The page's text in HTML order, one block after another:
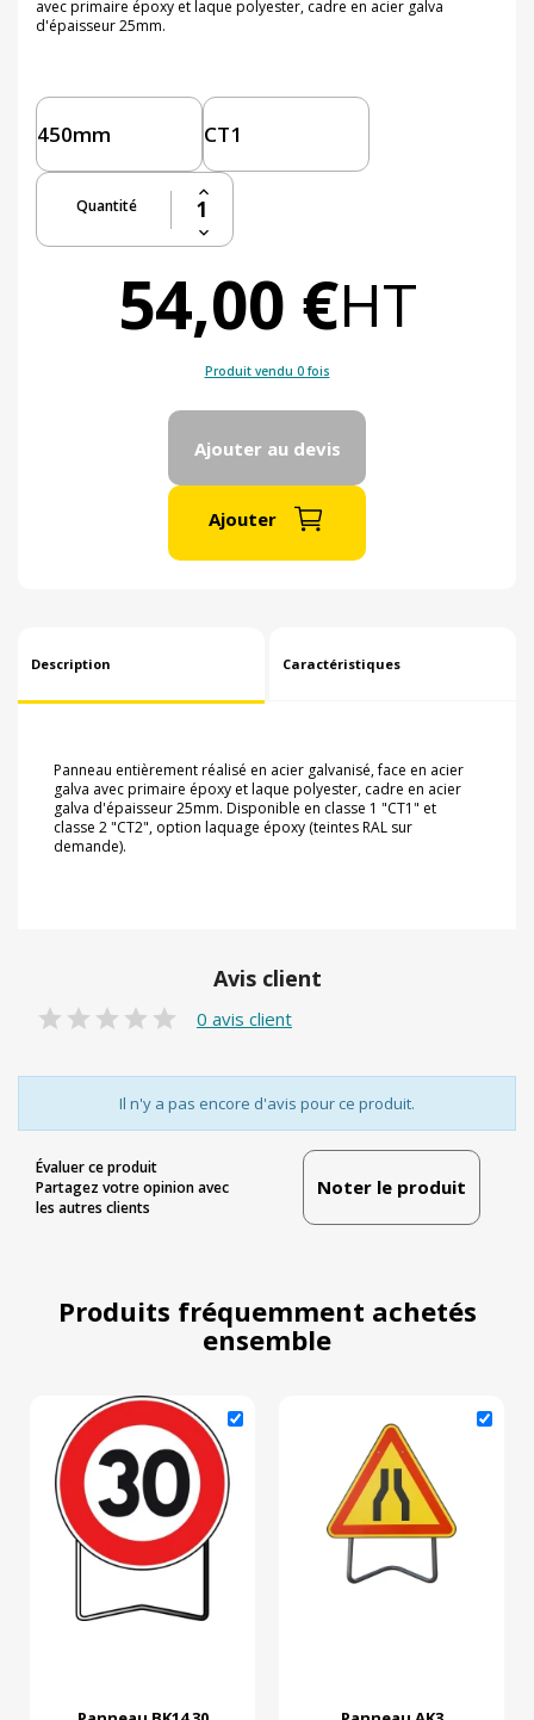
avec primaire époxy et laque polyester, cadre en acier galva
d'épaisseur 25mm.
Quantité
54,00 €HT
Produit vendu 0 fois
Ajouter au devis
Ajouter
Description Caractéristiques
Panneau entièrement réalisé en acier galvanisé, face en acier
galva avec primaire époxy et laque polyester, cadre en acier
galva d'épaisseur 25mm. Disponible en classe 1 "CT1" et
classe 2 "CT2", option laquage époxy (teintes RAL sur
demande).
Avis client
0 avis client
Il n'y a pas encore d'avis pour ce produit.
Évaluer ce produit
Partagez votre opinion avec
les autres clients
Noter le produit
Produits fréquemment achetés
ensemble